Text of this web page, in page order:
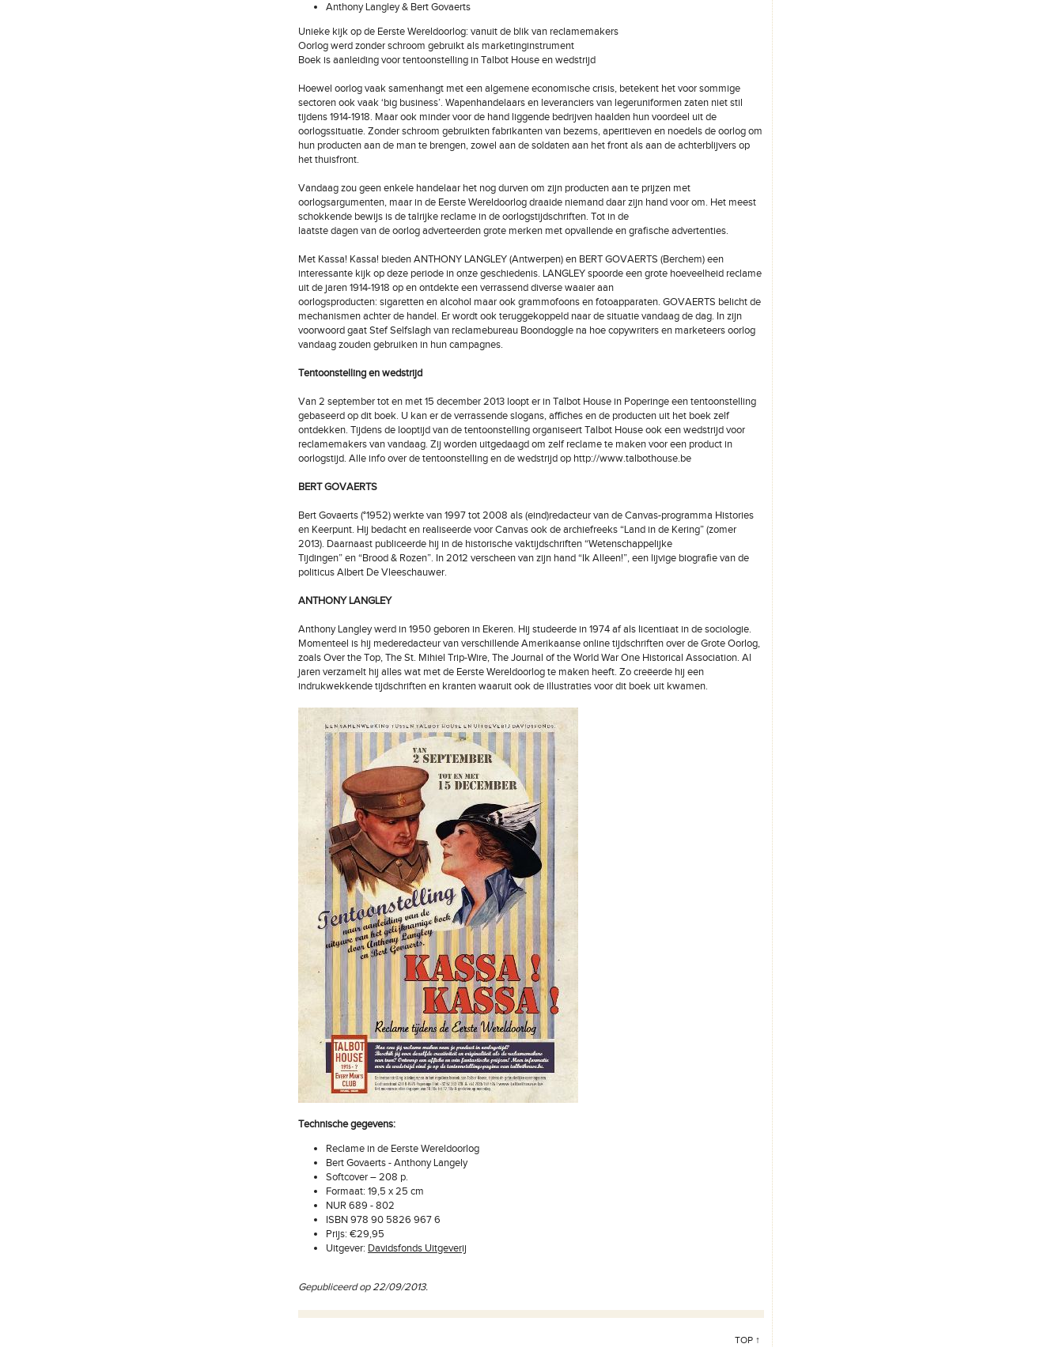
Anthony Langley & Bert Govaerts
Unieke kijk op de Eerste Wereldoorlog: vanuit de blik van reclamemakers
Oorlog werd zonder schroom gebruikt als marketinginstrument
Boek is aanleiding voor tentoonstelling in Talbot House en wedstrijd
Hoewel oorlog vaak samenhangt met een algemene economische crisis, betekent het voor sommige
sectoren ook vaak ‘big business’. Wapenhandelaars en leveranciers van legeruniformen zaten niet stil
tijdens 1914-1918. Maar ook minder voor de hand liggende bedrijven haalden hun voordeel uit de
oorlogssituatie. Zonder schroom gebruikten fabrikanten van bezems, aperitieven en noedels de oorlog om
hun producten aan de man te brengen, zowel aan de soldaten aan het front als aan de achterblijvers op
het thuisfront.
Vandaag zou geen enkele handelaar het nog durven om zijn producten aan te prijzen met
oorlogsargumenten, maar in de Eerste Wereldoorlog draaide niemand daar zijn hand voor om. Het meest
schokkende bewijs is de talrijke reclame in de oorlogstijdschriften. Tot in de
laatste dagen van de oorlog adverteerden grote merken met opvallende en grafische advertenties.
Met Kassa! Kassa! bieden ANTHONY LANGLEY (Antwerpen) en BERT GOVAERTS (Berchem) een
interessante kijk op deze periode in onze geschiedenis. LANGLEY spoorde een grote hoeveelheid reclame
uit de jaren 1914-1918 op en ontdekte een verrassend diverse waaier aan
oorlogsproducten: sigaretten en alcohol maar ook grammofoons en fotoapparaten. GOVAERTS belicht de
mechanismen achter de handel. Er wordt ook teruggekoppeld naar de situatie vandaag de dag. In zijn
voorwoord gaat Stef Selfslagh van reclamebureau Boondoggle na hoe copywriters en marketeers oorlog
vandaag zouden gebruiken in hun campagnes.
Tentoonstelling en wedstrijd
Van 2 september tot en met 15 december 2013 loopt er in Talbot House in Poperinge een tentoonstelling
gebaseerd op dit boek. U kan er de verrassende slogans, affiches en de producten uit het boek zelf
ontdekken. Tijdens de looptijd van de tentoonstelling organiseert Talbot House ook een wedstrijd voor
reclamemakers van vandaag. Zij worden uitgedaagd om zelf reclame te maken voor een product in
oorlogstijd. Alle info over de tentoonstelling en de wedstrijd op http://www.talbothouse.be
BERT GOVAERTS
Bert Govaerts (°1952) werkte van 1997 tot 2008 als (eind)redacteur van de Canvas-programma Histories
en Keerpunt. Hij bedacht en realiseerde voor Canvas ook de archiefreeks “Land in de Kering” (zomer
2013). Daarnaast publiceerde hij in de historische vaktijdschriften “Wetenschappelijke
Tijdingen” en “Brood & Rozen”. In 2012 verscheen van zijn hand “Ik Alleen!”, een lijvige biografie van de
politicus Albert De Vleeschauwer.
ANTHONY LANGLEY
Anthony Langley werd in 1950 geboren in Ekeren. Hij studeerde in 1974 af als licentiaat in de sociologie.
Momenteel is hij mederedacteur van verschillende Amerikaanse online tijdschriften over de Grote Oorlog,
zoals Over the Top, The St. Mihiel Trip-Wire, The Journal of the World War One Historical Association. Al
jaren verzamelt hij alles wat met de Eerste Wereldoorlog te maken heeft. Zo creëerde hij een
indrukwekkende tijdschriften en kranten waaruit ook de illustraties voor dit boek uit kwamen.
Technische gegevens:
Reclame in de Eerste Wereldoorlog
Bert Govaerts - Anthony Langely
Softcover – 208 p.
Formaat: 19,5 x 25 cm
NUR 689 - 802
ISBN 978 90 5826 967 6
Prijs: €29,95
Uitgever: Davidsfonds Uitgeverij
Gepubliceerd op 22/09/2013.
TOP ↑